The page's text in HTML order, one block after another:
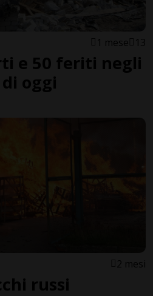
1 mese 13
e 50 feriti negli
oggi
2 mesi
russi